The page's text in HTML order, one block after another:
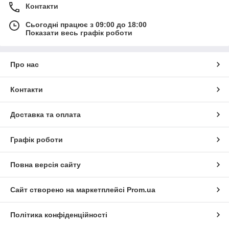
Контакти
Сьогодні працює з 09:00 до 18:00
Показати весь графік роботи
Про нас
Контакти
Доставка та оплата
Графік роботи
Повна версія сайту
Сайт створено на маркетплейсі Prom.ua
Політика конфіденційності